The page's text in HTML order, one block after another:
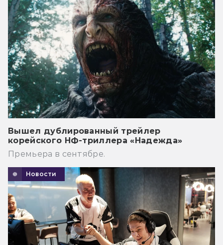
Вышел дублированный трейлер
корейского НФ-триллера «Надежда»
Премьера в сентябре.
Новости